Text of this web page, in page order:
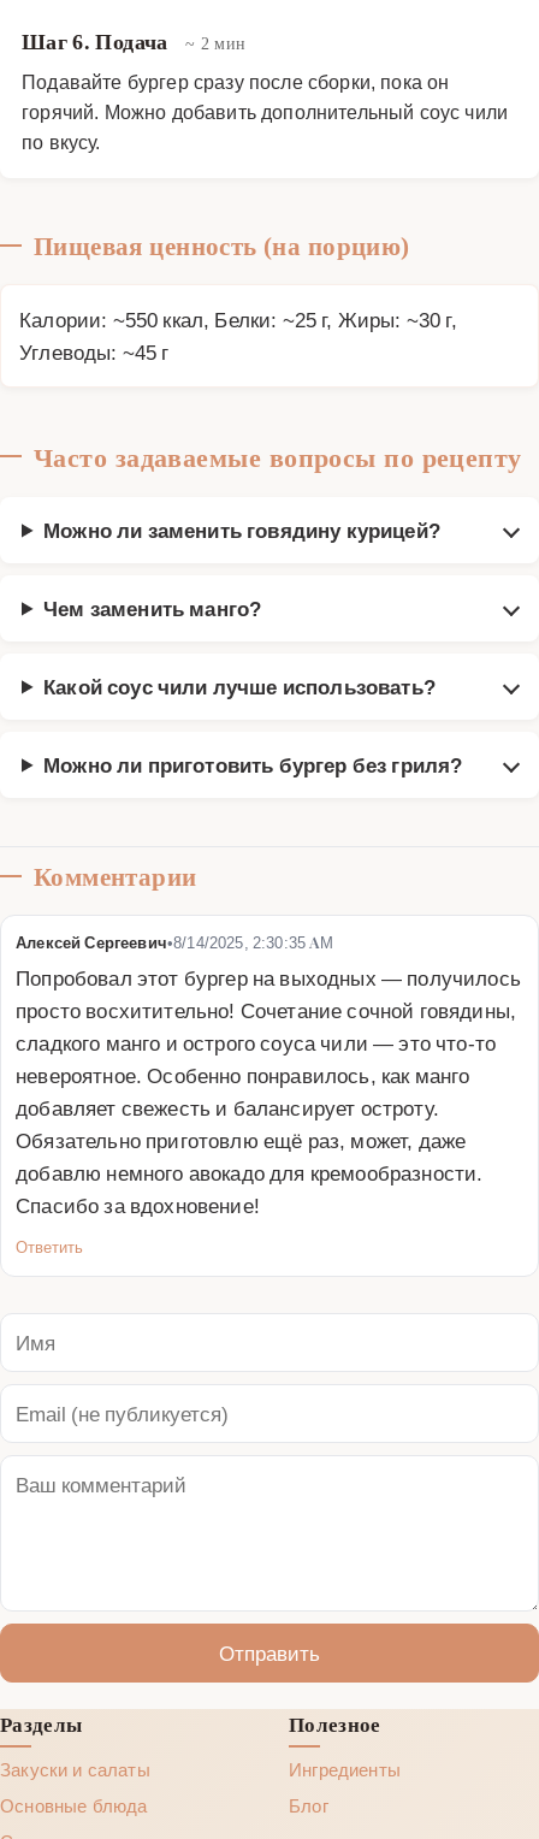
Шаг 6. Подача ~ 2 мин
Подавайте бургер сразу после сборки, пока он
горячий. Можно добавить дополнительный соус чили
по вкусу.
Пищевая ценность (на порцию)
Калории: ~550 ккал, Белки: ~25 г, Жиры: ~30 г,
Углеводы: ~45 г
Часто задаваемые вопросы по рецепту
Можно ли заменить говядину курицей?
Чем заменить манго?
Какой соус чили лучше использовать?
Можно ли приготовить бургер без гриля?
Комментарии
Алексей Сергеевич•8/14/2025, 2:30:35 AM
Попробовал этот бургер на выходных — получилось
просто восхитительно! Сочетание сочной говядины,
сладкого манго и острого соуса чили — это что-то
невероятное. Особенно понравилось, как манго
добавляет свежесть и балансирует остроту.
Обязательно приготовлю ещё раз, может, даже
добавлю немного авокадо для кремообразности.
Спасибо за вдохновение!
Ответить
Отправить
Разделы
Закуски и салаты
Основные блюда
Полезное
Ингредиенты
Блог